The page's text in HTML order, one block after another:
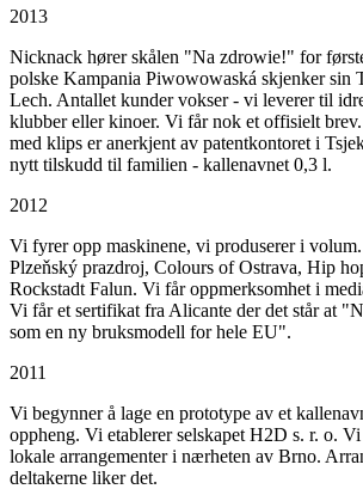
2013
Nicknack hører skålen "Na zdrowie!" for
polske Kampania Piwowowaská skjenker sin
Lech. Antallet kunder vokser - vi leverer til
klubber eller kinoer. Vi får nok et offisielt
med klips er anerkjent av patentkontoret i
nytt tilskudd til familien - kallenavnet 0,3 l.
2012
Vi fyrer opp maskinene, vi produserer i
Plzeňský prazdroj, Colours of Ostrava, Hip
Rockstadt Falun. Vi får oppmerksomhet i
Vi får et sertifikat fra Alicante der det står at
som en ny bruksmodell for hele EU".
2011
Vi begynner å lage en prototype av et
oppheng. Vi etablerer selskapet H2D s. r. o.
lokale arrangementer i nærheten av Brno.
deltakerne liker det.